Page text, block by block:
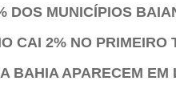
DOS MUNICÍPIOS
CAI 2% NO
BAHIA APARECEM